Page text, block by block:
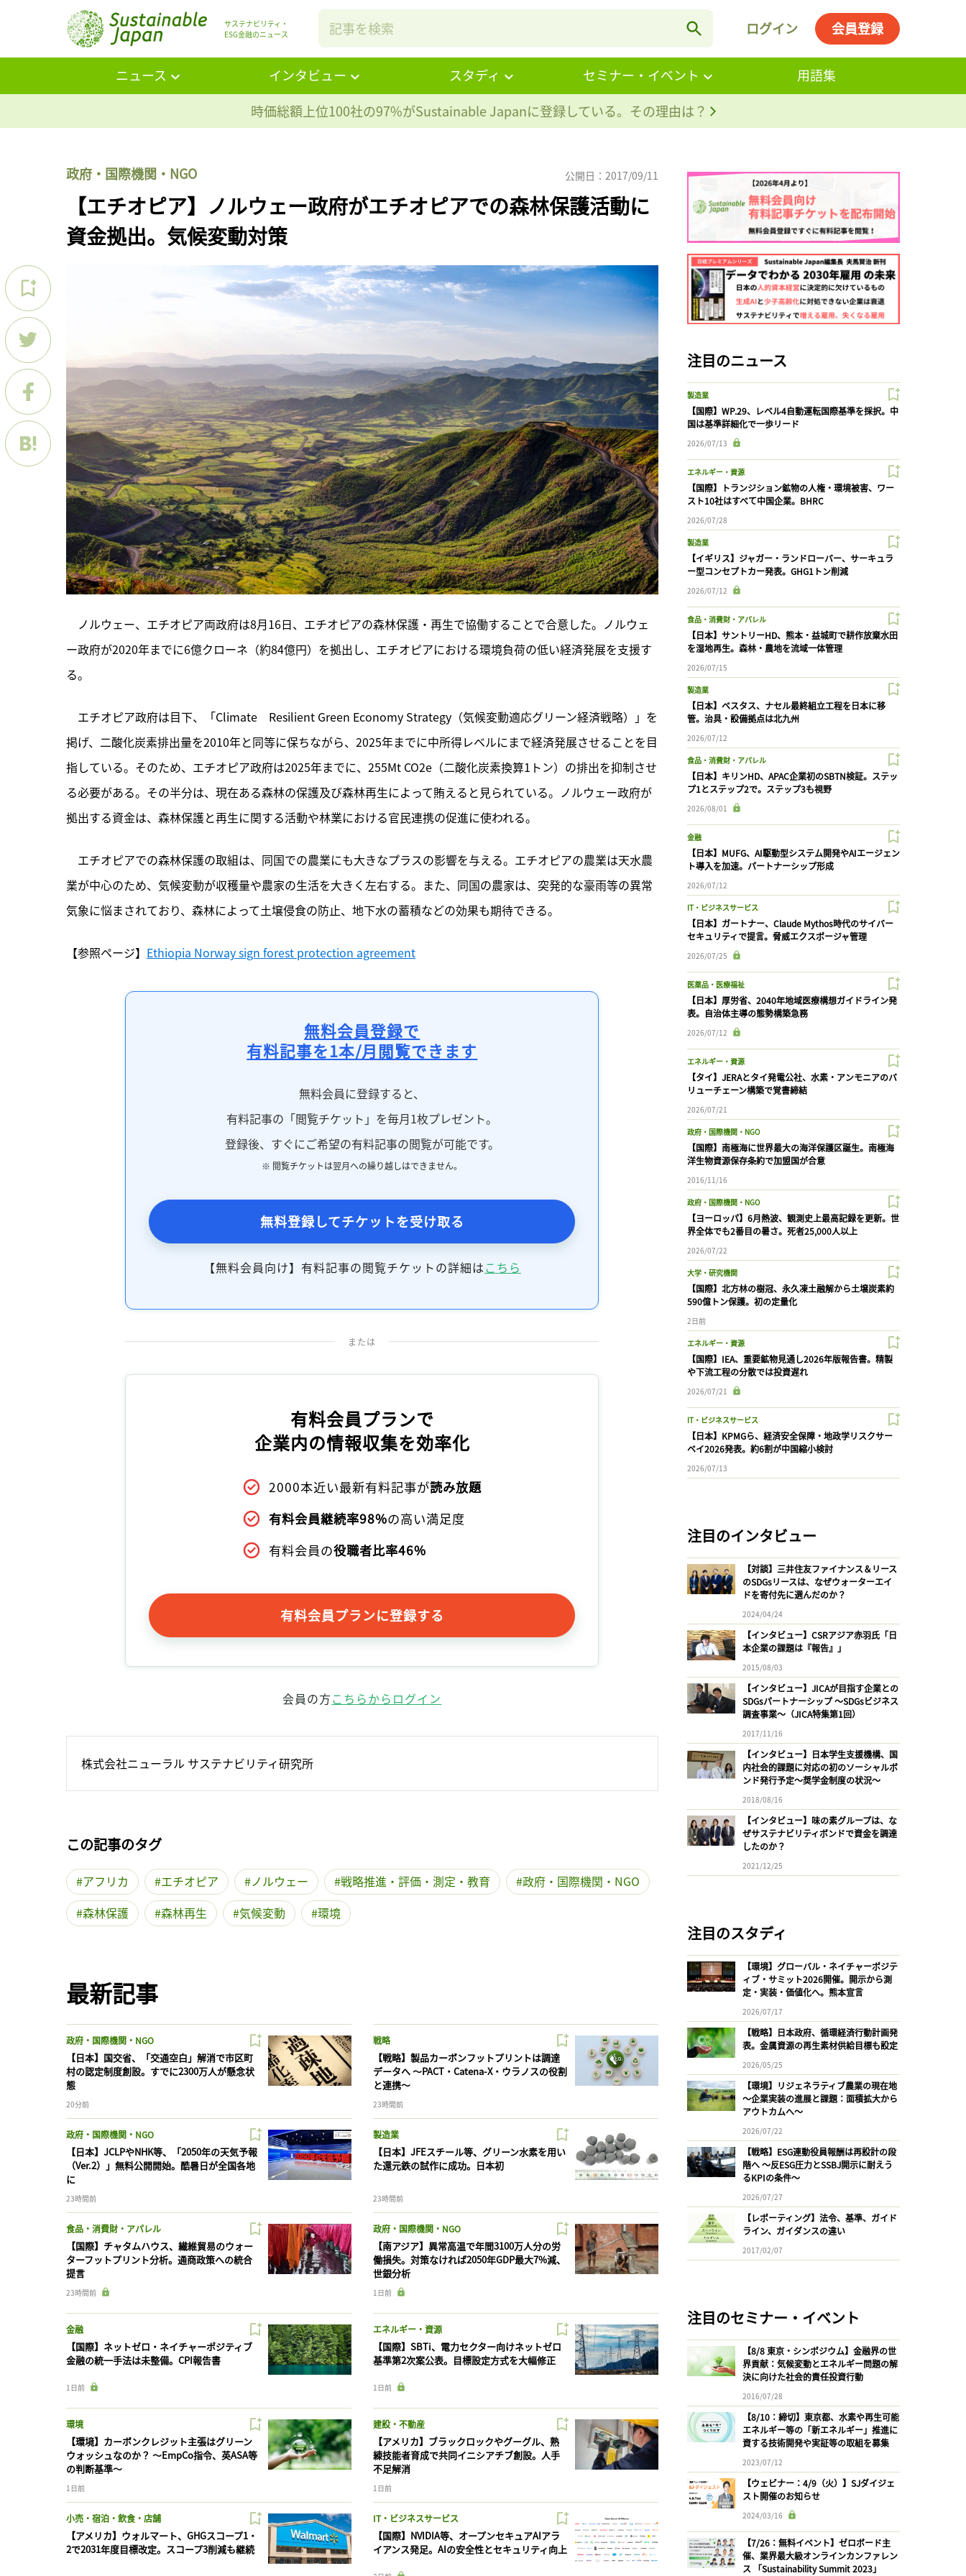
サステナビリティ・
ESG金融のニュース
ログイン 会員登録
ニュース インタビュー スタディ セミナー・イベント
用語集
時価総額上位100社の97%がSustainable Japanに登録している。その理由は？
政府・国際機関・NGO 公開日：2017/09/11
【エチオピア】ノルウェー政府がエチオピアでの森林保護活動に
資金拠出。気候変動対策
ノルウェー、エチオピア両政府は8月16日、エチオピアの森林保護・再生で協働することで合意した。ノルウェ
ー政府が2020年までに6億クローネ（約84億円）を拠出し、エチオピアにおける環境負荷の低い経済発展を支援す
る。
エチオピア政府は目下、「Climate　Resilient Green Economy Strategy（気候変動適応グリーン経済戦略）」を
掲げ、二酸化炭素排出量を2010年と同等に保ちながら、2025年までに中所得レベルにまで経済発展させることを目
指している。そのため、エチオピア政府は2025年までに、255Mt CO2e（二酸化炭素換算1トン）の排出を抑制させ
る必要がある。その半分は、現在ある森林の保護及び森林再生によって賄えると見られている。ノルウェー政府が
拠出する資金は、森林保護と再生に関する活動や林業における官民連携の促進に使われる。
エチオピアでの森林保護の取組は、同国での農業にも大きなプラスの影響を与える。エチオピアの農業は天水農
業が中心のため、気候変動が収穫量や農家の生活を大きく左右する。また、同国の農家は、突発的な豪雨等の異常
気象に悩まされており、森林によって土壌侵食の防止、地下水の蓄積などの効果も期待できる。
【参照ページ】 Ethiopia Norway sign forest protection agreement
無料会員登録で
有料記事を1本/月閲覧できます
無料会員に登録すると、
有料記事の「閲覧チケット」を毎月1枚プレゼント。
登録後、すぐにご希望の有料記事の閲覧が可能です。
※ 閲覧チケットは翌月への繰り越しはできません。
無料登録してチケットを受け取る
【無料会員向け】有料記事の閲覧チケットの詳細はこちら
または
有料会員プランで
企業内の情報収集を効率化
2000本近い最新有料記事が読み放題
有料会員継続率98%の高い満足度
有料会員の役職者比率46%
有料会員プランに登録する
会員の方こちらからログイン
株式会社ニューラル サステナビリティ研究所
この記事のタグ
アフリカ エチオピア ノルウェー 戦略推進・評価・測定・教育
政府・国際機関・NGO
森林保護
森林再生 気候変動 環境
最新記事
政府・国際機関・NGO
【日本】国交省、「交通空白」解消で市区町
村の認定制度創設。すでに2300万人が懸念状
態
20分前
戦略
【戦略】製品カーボンフットプリントは調達
データへ 〜PACT・Catena-X・ウラノスの役割
と連携〜
23時間前
政府・国際機関・NGO
【日本】JCLPやNHK等、「2050年の天気予報
（Ver.2）」無料公開開始。酷暑日が全国各地
に
23時間前
製造業
【日本】JFEスチール等、グリーン水素を用い
た還元鉄の試作に成功。日本初
23時間前
食品・消費財・アパレル
【国際】チャタムハウス、繊維貿易のウォー
ターフットプリント分析。通商政策への統合
提言
23時間前
政府・国際機関・NGO
【南アジア】異常高温で年間3100万人分の労
働損失。対策なければ2050年GDP最大7%減、
世銀分析
1日前
金融
【国際】ネットゼロ・ネイチャーポジティブ
金融の統一手法は未整備。CPI報告書
1日前
エネルギー・資源
【国際】SBTi、電力セクター向けネットゼロ
基準第2次案公表。目標設定方式を大幅修正
1日前
環境
【環境】カーボンクレジット主張はグリーン
ウォッシュなのか？ 〜EmpCo指令、英ASA等
の判断基準〜
1日前
建設・不動産
【アメリカ】ブラックロックやグーグル、熟
練技能者育成で共同イニシアチブ創設。人手
不足解消
1日前
小売・宿泊・飲食・店舗
【アメリカ】ウォルマート、GHGスコープ1・
2で2031年度目標改定。スコープ3削減も継続
IT・ビジネスサービス
【国際】NVIDIA等、オープンセキュアAIアラ
イアンス発足。AIの安全性とセキュリティ向上
注目のニュース
製造業
【国際】WP.29、レベル4自動運転国際基準を採択。中
国は基準詳細化で一歩リード
2026/07/13
エネルギー・資源
【国際】トランジション鉱物の人権・環境被害、ワー
スト10社はすべて中国企業。BHRC
2026/07/28
製造業
【イギリス】ジャガー・ランドローバー、サーキュラ
ー型コンセプトカー発表。GHG1トン削減
2026/07/12
食品・消費財・アパレル
【日本】サントリーHD、熊本・益城町で耕作放棄水田
を湿地再生。森林・農地を流域一体管理
2026/07/15
製造業
【日本】ベスタス、ナセル最終組立工程を日本に移
管。治具・設備拠点は北九州
2026/07/12
食品・消費財・アパレル
【日本】キリンHD、APAC企業初のSBTN検証。ステッ
プ1とステップ2で。ステップ3も視野
2026/08/01
金融
【日本】MUFG、AI駆動型システム開発やAIエージェン
ト導入を加速。パートナーシップ形成
2026/07/12
IT・ビジネスサービス
【日本】ガートナー、Claude Mythos時代のサイバー
セキュリティで提言。脅威エクスポージャ管理
2026/07/25
医薬品・医療福祉
【日本】厚労省、2040年地域医療構想ガイドライン発
表。自治体主導の態勢構築急務
2026/07/12
エネルギー・資源
【タイ】JERAとタイ発電公社、水素・アンモニアのバ
リューチェーン構築で覚書締結
2026/07/21
政府・国際機関・NGO
【国際】南極海に世界最大の海洋保護区誕生。南極海
洋生物資源保存条約で加盟国が合意
2016/11/16
政府・国際機関・NGO
【ヨーロッパ】6月熱波、観測史上最高記録を更新。世
界全体でも2番目の暑さ。死者25,000人以上
2026/07/22
大学・研究機関
【国際】北方林の樹冠、永久凍土融解から土壌炭素約
590億トン保護。初の定量化
2日前
エネルギー・資源
【国際】IEA、重要鉱物見通し2026年版報告書。精製
や下流工程の分散では投資遅れ
2026/07/21
IT・ビジネスサービス
【日本】KPMGら、経済安全保障・地政学リスクサー
ベイ2026発表。約6割が中国縮小検討
2026/07/13
注目のインタビュー
【対談】三井住友ファイナンス＆リース
のSDGsリースは、なぜウォーターエイ
ドを寄付先に選んだのか？
2024/04/24
【インタビュー】CSRアジア赤羽氏「日
本企業の課題は『報告』」
2015/08/03
【インタビュー】JICAが目指す企業との
SDGsパートナーシップ 〜SDGsビジネス
調査事業〜（JICA特集第1回）
2017/11/16
【インタビュー】日本学生支援機構、国
内社会的課題に対応の初のソーシャルボ
ンド発行予定〜奨学金制度の状況〜
2018/08/16
【インタビュー】味の素グループは、な
ぜサステナビリティボンドで資金を調達
したのか？
2021/12/25
注目のスタディ
【環境】グローバル・ネイチャーポジテ
ィブ・サミット2026開催。開示から測
定・実装・価値化へ。熊本宣言
2026/07/17
【戦略】日本政府、循環経済行動計画発
表。金属資源の再生素材供給目標も設定
2026/05/25
【環境】リジェネラティブ農業の現在地
〜企業実装の進展と課題：面積拡大から
アウトカムへ〜
2026/07/22
【戦略】ESG連動役員報酬は再設計の段
階へ 〜反ESG圧力とSSBJ開示に耐えう
るKPIの条件〜
2026/07/27
【レポーティング】法令、基準、ガイド
ライン、ガイダンスの違い
2017/02/07
注目のセミナー・イベント
【8/8 東京・シンポジウム】金融界の世
界貢献：気候変動とエネルギー問題の解
決に向けた社会的責任投資行動
2016/07/28
【8/10：締切】東京都、水素や再生可能
エネルギー等の「新エネルギー」推進に
資する技術開発や実証等の取組を募集
2023/07/12
【ウェビナー：4/9（火）】SJダイジェ
スト開催のお知らせ
2024/03/16
【7/26：無料イベント】ゼロボード主
催、業界最大級オンラインカンファレン
ス 「Sustainability Summit 2023」
記事をお気に入りに保存するには
ログインが必要です